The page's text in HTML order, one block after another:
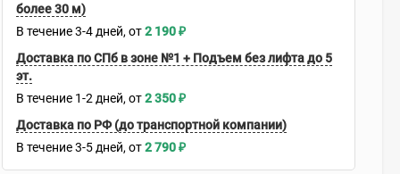
более 30 м)
В течение 3-4 дней 2 190₽
Доставка по СПб в зоне №1 + Подъем без лифта до 5
эт.
В течение 1-2 дней 2 350₽
Доставка по РФ (до транспортной компании)
В течение 3-5 дней 2 790₽